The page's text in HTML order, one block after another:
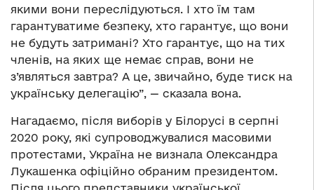
якими вони переслідуються. І хто їм там
гарантуватиме безпеку, хто гарантує, що вони
не будуть затримані? Хто гарантує, що на тих
членів, на яких ще немає справ, вони не
з’являться завтра? А це, звичайно, буде тиск на
українську делегацію”, — сказала вона.
Нагадаємо, після виборів у Білорусі в серпні
2020 року, які супроводжувалися масовими
протестами, Україна не визнала Олександра
Лукашенка офіційно обраним президентом.